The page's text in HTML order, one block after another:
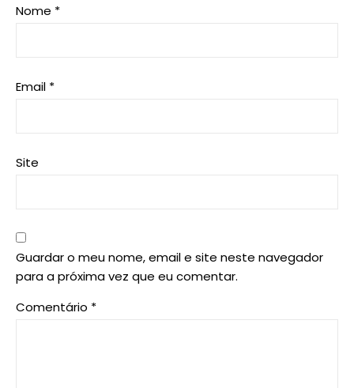
Nome *
Email *
Site
Guardar o meu nome, email e site neste navegador
para a próxima vez que eu comentar.
Comentário *